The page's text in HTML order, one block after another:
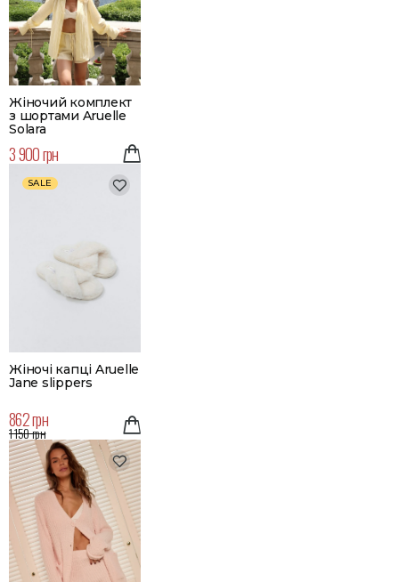
Жіночий комплект
з шортами Aruelle
Solara
3 900 грн
SALE
Жіночі капці Aruelle
Jane slippers
862 грн
1 150 грн